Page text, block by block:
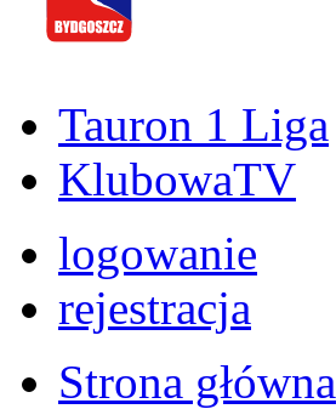
Tauron 1 Liga
KlubowaTV
logowanie
rejestracja
Strona główna